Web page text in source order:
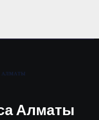
Алматы